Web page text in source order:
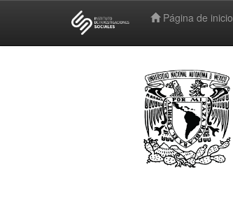
Página de inicio